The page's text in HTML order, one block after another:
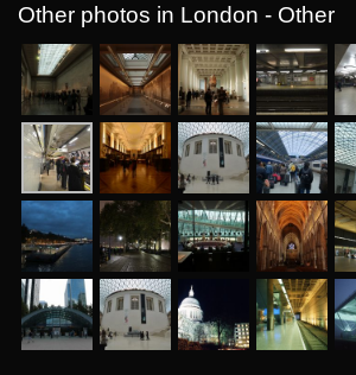
Other photos in London - Other